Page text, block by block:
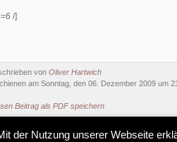
/]
von Oliver Hartwich
am Sonntag, den 06. Dezember 2009 um
Beitrag als PDF speichern
der Nutzung unserer Webseite